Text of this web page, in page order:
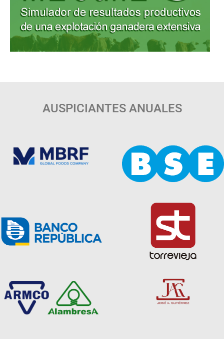
AUSPICIANTES ANUALES